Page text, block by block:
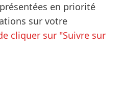
en priorité
sur votre
cliquer sur "Suivre sur